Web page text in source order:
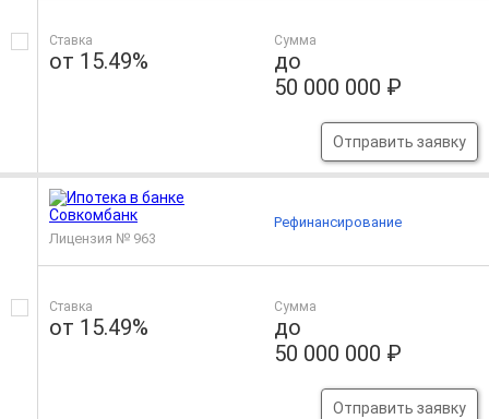
Ставка
от 15.49%
Сумма
до
50 000 000 ₽
Отправить заявку
Лицензия № 963
Ставка
от 15.49%
Сумма
до
50 000 000 ₽
Отправить заявку
Рефинансирование